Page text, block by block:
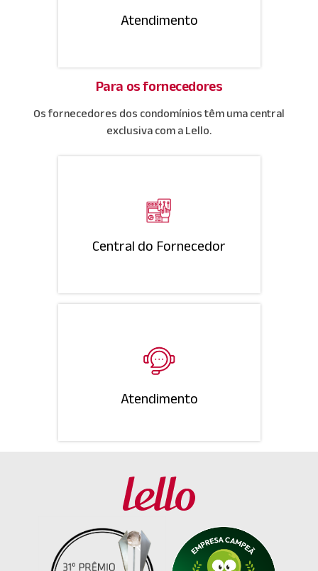
Atendimento
Para os fornecedores
Os fornecedores dos condomínios têm uma central
exclusiva com a Lello.
Central do Fornecedor
Atendimento